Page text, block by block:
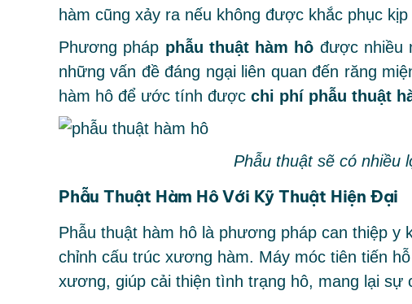
hàm cũng xảy ra nếu không được khắc phục kịp
Phương pháp phẫu thuật hàm hô được nhiều
những vấn đề đáng ngại liên quan đến răng
hàm hô để ước tính được chi phí phẫu thuật
Phẫu thuật sẽ có nhiều
Phẫu Thuật Hàm Hô Với Kỹ Thuật Hiện Đại
Phẫu thuật hàm hô là phương pháp can thiệp y
chỉnh cấu trúc xương hàm. Máy móc tiên tiến
xương, giúp cải thiện tình trạng hô, mang lại sự